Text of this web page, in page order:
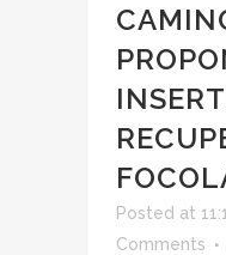
Posted at
Comments